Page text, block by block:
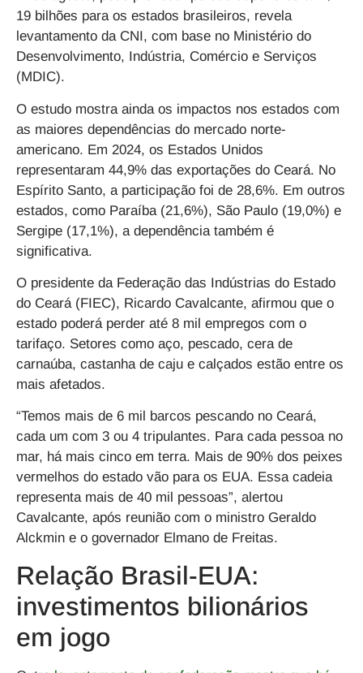
19 bilhões para os estados brasileiros, revela
levantamento da CNI, com base no Ministério do
Desenvolvimento, Indústria, Comércio e Serviços
(MDIC).
O estudo mostra ainda os impactos nos estados com
as maiores dependências do mercado norte-
americano. Em 2024, os Estados Unidos
representaram 44,9% das exportações do Ceará. No
Espírito Santo, a participação foi de 28,6%. Em outros
estados, como Paraíba (21,6%), São Paulo (19,0%) e
Sergipe (17,1%), a dependência também é
significativa.
O presidente da Federação das Indústrias do Estado
do Ceará (FIEC), Ricardo Cavalcante, afirmou que o
estado poderá perder até 8 mil empregos com o
tarifaço. Setores como aço, pescado, cera de
carnaúba, castanha de caju e calçados estão entre os
mais afetados.
“Temos mais de 6 mil barcos pescando no Ceará,
cada um com 3 ou 4 tripulantes. Para cada pessoa no
mar, há mais cinco em terra. Mais de 90% dos peixes
vermelhos do estado vão para os EUA. Essa cadeia
representa mais de 40 mil pessoas”, alertou
Cavalcante, após reunião com o ministro Geraldo
Alckmin e o governador Elmano de Freitas.
Relação Brasil-EUA:
investimentos bilionários
em jogo